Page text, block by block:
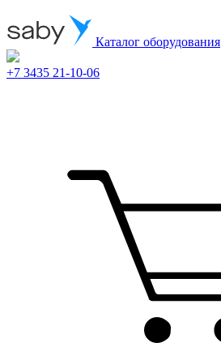
Каталог оборудования
+7 3435 21-10-06